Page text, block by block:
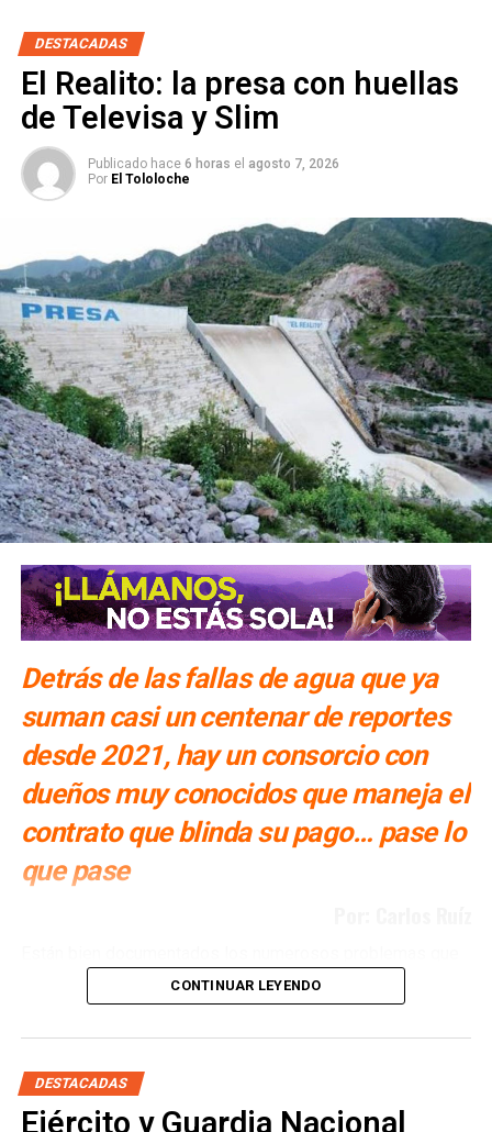
DESTACADAS
El Realito: la presa con huellas
de Televisa y Slim
Publicado hace 6 horas el agosto 7, 2026
Por El Tololoche
Detrás de las fallas de agua que ya
suman casi un centenar de reportes
desde 2021, hay un consorcio con
dueños muy conocidos que maneja el
contrato que blinda su pago… pase lo
que pase
ha tenido San Luis Potosí con la Presa El Realito, un
proyecto diseñado para surtir de agua a alrededor de 46
colonias de la Zona Metropolitana potosina, pero que tan
ocasiones. Múltiples veces se ha propuesto retirarle la
concesión a la empresa operadora, la cual tiene a
CONTINUAR LEYENDO
DESTACADAS
Ejército y Guardia Nacional